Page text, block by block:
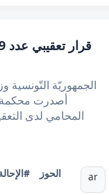
أصدرت محكمة
#الحوز ar